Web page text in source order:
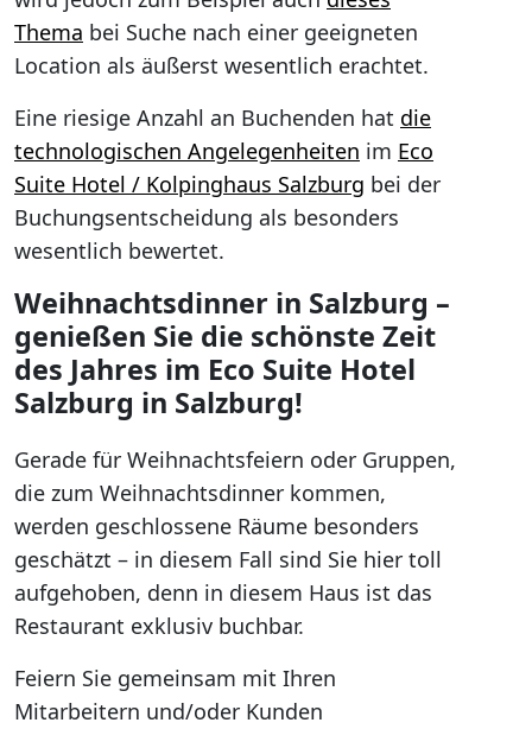
Thema bei Suche nach einer geeigneten
Location als äußerst wesentlich erachtet.
Eine riesige Anzahl an Buchenden hat die
technologischen Angelegenheiten im Eco
Suite Hotel / Kolpinghaus Salzburg bei der
Buchungsentscheidung als besonders
wesentlich bewertet.
Weihnachtsdinner in Salzburg –
genießen Sie die schönste Zeit
des Jahres im Eco Suite Hotel
Salzburg in Salzburg!
Gerade für Weihnachtsfeiern oder Gruppen,
die zum Weihnachtsdinner kommen,
werden geschlossene Räume besonders
geschätzt – in diesem Fall sind Sie hier toll
aufgehoben, denn in diesem Haus ist das
Restaurant exklusiv buchbar.
Feiern Sie gemeinsam mit Ihren
Mitarbeitern und/oder Kunden